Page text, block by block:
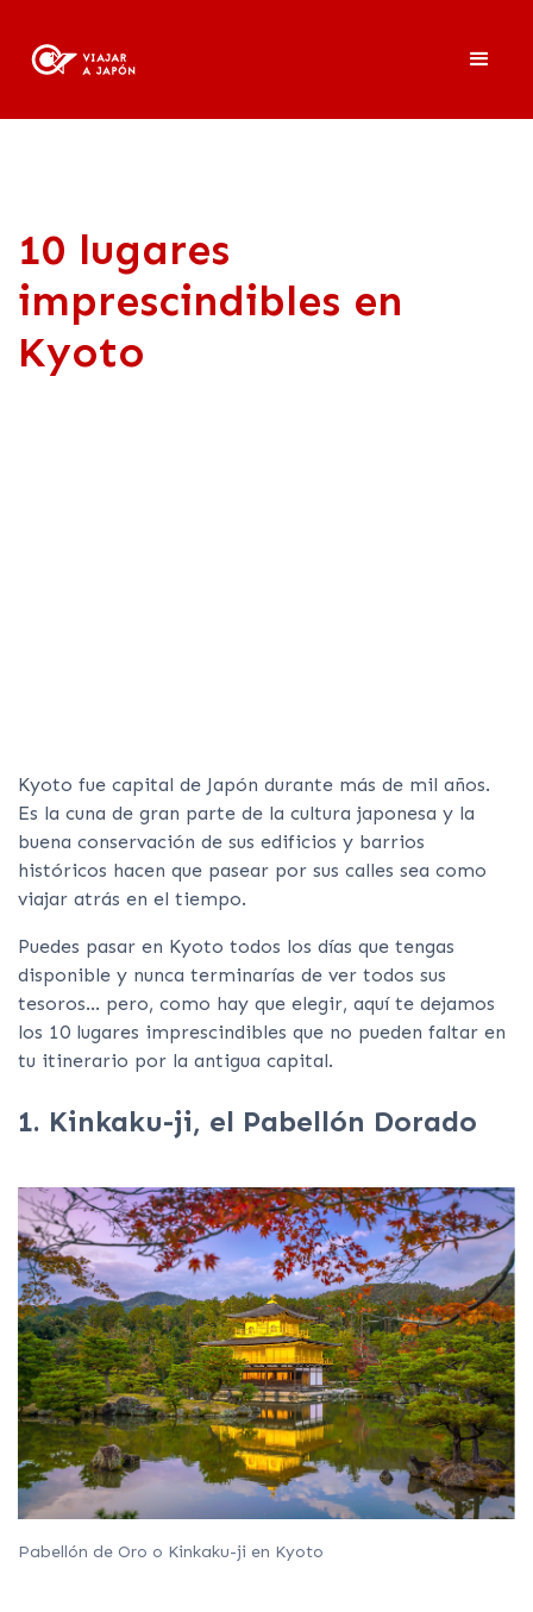
10 lugares
imprescindibles en
Kyoto
Kyoto fue capital de Japón durante más de mil años.
Es la cuna de gran parte de la cultura japonesa y la
buena conservación de sus edificios y barrios
históricos hacen que pasear por sus calles sea como
viajar atrás en el tiempo.
Puedes pasar en Kyoto todos los días que tengas
disponible y nunca terminarías de ver todos sus
tesoros… pero, como hay que elegir, aquí te dejamos
los 10 lugares imprescindibles que no pueden faltar en
tu itinerario por la antigua capital.
1. Kinkaku-ji, el Pabellón Dorado
Pabellón de Oro o Kinkaku-ji en Kyoto